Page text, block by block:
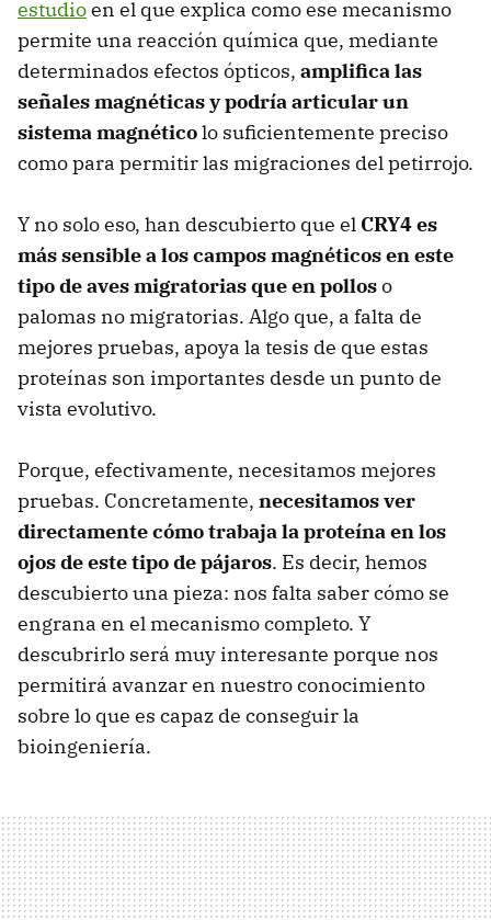
estudioen el que explica como ese mecanismo
permite una reacción química que, mediante
determinados efectos ópticos, amplifica las
señales magnéticas y podría articular un
sistema magnéticolo suficientemente preciso
como para permitir las migraciones del petirrojo.
Y no solo eso, han descubierto que el CRY4 es
más sensible a los campos magnéticos en este
tipo de aves migratorias que en polloso
palomas no migratorias. Algo que, a falta de
mejores pruebas, apoya la tesis de que estas
proteínas son importantes desde un punto de
vista evolutivo.
Porque, efectivamente, necesitamos mejores
pruebas. Concretamente, necesitamos ver
directamente cómo trabaja la proteína en los
ojos de este tipo de pájaros. Es decir, hemos
descubierto una pieza: nos falta saber cómo se
engrana en el mecanismo completo. Y
descubrirlo será muy interesante porque nos
permitirá avanzar en nuestro conocimiento
sobre lo que es capaz de conseguir la
bioingeniería.